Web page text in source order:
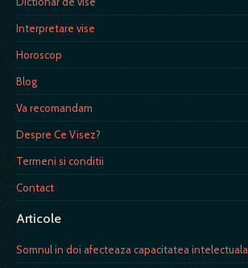
Interpretare vise
Horoscop
Blog
Va recomandam
Despre Ce Visez?
Termeni si conditii
Contact
Articole
Somnul in doi afecteaza capacitatea intelectuala